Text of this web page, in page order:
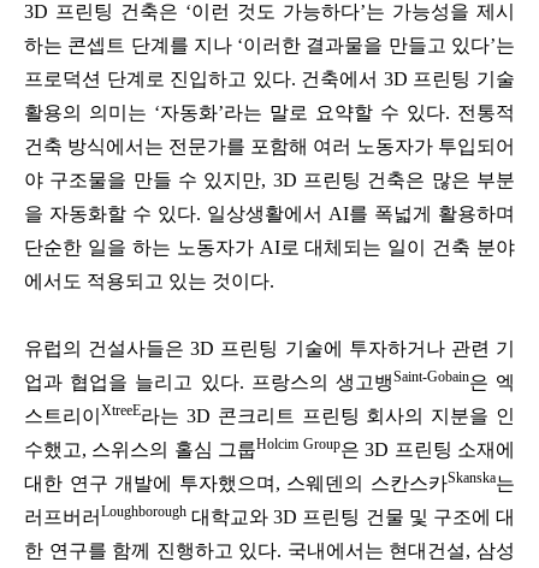
3D 프린팅 건축은 ‘이런 것도 가능하다’는 가능성을 제시
하는 콘셉트 단계를 지나 ‘이러한 결과물을 만들고 있다’는
프로덕션 단계로 진입하고 있다. 건축에서 3D 프린팅 기술
활용의 의미는 ‘자동화’라는 말로 요약할 수 있다. 전통적
건축 방식에서는 전문가를 포함해 여러 노동자가 투입되어
야 구조물을 만들 수 있지만, 3D 프린팅 건축은 많은 부분
을 자동화할 수 있다. 일상생활에서 AI를 폭넓게 활용하며
단순한 일을 하는 노동자가 AI로 대체되는 일이 건축 분야
에서도 적용되고 있는 것이다.
유럽의 건설사들은 3D 프린팅 기술에 투자하거나 관련 기
업과 협업을 늘리고 있다. 프랑스의 생고뱅Saint-Gobain은 엑
스트리이 XtreeE라는 3D 콘크리트 프린팅 회사의 지분을 인
수했고, 스위스의 홀심 그룹Holcim Group은 3D 프린팅 소재에
대한 연구 개발에 투자했으며, 스웨덴의 스칸스카Skanska는
러프버러 Loughborough 대학교와 3D 프린팅 건물 및 구조에 대
한 연구를 함께 진행하고 있다. 국내에서는 현대건설, 삼성